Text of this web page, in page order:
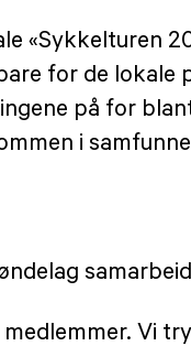
«Sykkelturen
for de lokale
på for
i
Vi